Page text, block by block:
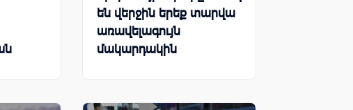
են վերջին երեք տարվա
առավելագույն
մակարդակին